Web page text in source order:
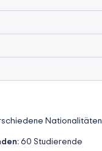
Nationalitäten
60 Studierende